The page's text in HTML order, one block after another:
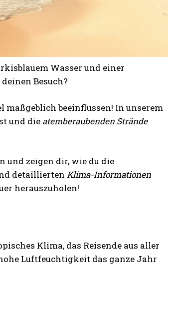
Wasser und einer
Besuch?
beeinflussen! In unserem
und die atemberaubenden Strände
und zeigen dir, wie du die
detaillierten Klima-Informationen
herauszuholen!
Klima, das Reisende aus aller
Luftfeuchtigkeit das ganze Jahr